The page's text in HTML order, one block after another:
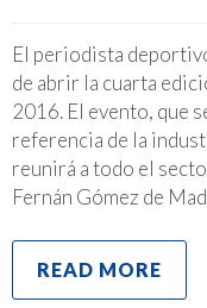
El periodista
de abrir la cuarta
2016. El evento, que
referencia de la
reunirá a todo el
Fernán Gómez de
READ MORE